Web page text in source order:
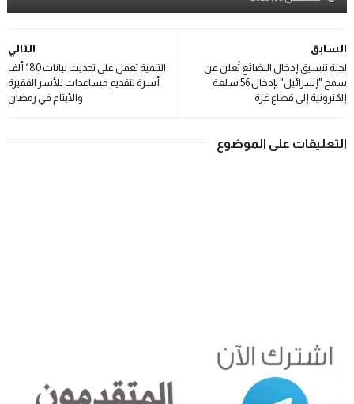
التالي
التنمية تعمل على تحديث بيانات 180 ألف
أسرة لتقديم مساعدات للأسر الفقيرة
والأيتام في رمضان
السابق
لجنة تنسيق إدخال البضائع تُعلن عن
سمح "إسرائيل" بإدخال 56 سلعة
إلكترونية إلى قطاع غزة
التعليقات على الموضوع